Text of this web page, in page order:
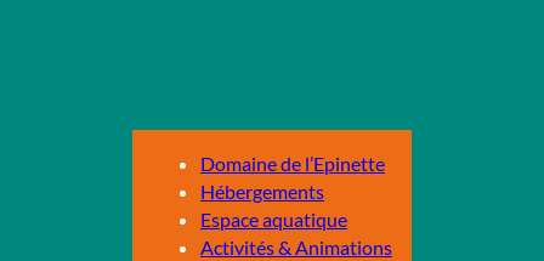
Domaine de l’Epinette
Hébergements
Espace aquatique
Activités & Animations